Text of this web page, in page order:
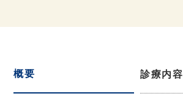
概要 診療内容